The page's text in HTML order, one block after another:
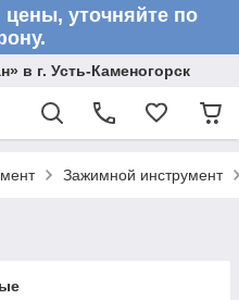
уточняйте по
в г. Усть-Каменогорск
Зажимной инструмент